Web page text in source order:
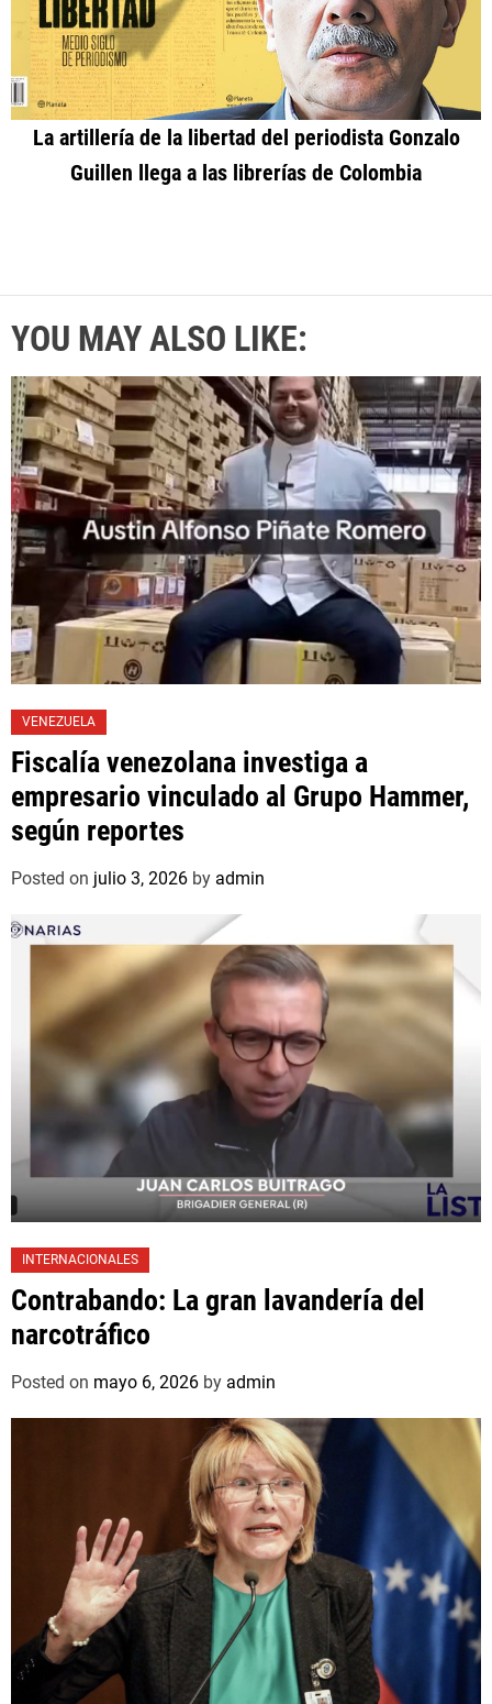
La artillería de la libertad del periodista Gonzalo
Guillen llega a las librerías de Colombia
YOU MAY ALSO LIKE:
VENEZUELA
Fiscalía venezolana investiga a
empresario vinculado al Grupo Hammer,
según reportes
Posted on julio 3, 2026 by admin
INTERNACIONALES
Contrabando: La gran lavandería del
narcotráfico
Posted on mayo 6, 2026 by admin